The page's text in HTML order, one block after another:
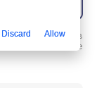
- Звездой в
любое
Discard Allow